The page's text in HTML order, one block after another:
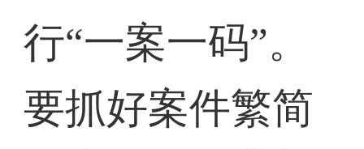
行“一案一码”。
要抓好案件繁简